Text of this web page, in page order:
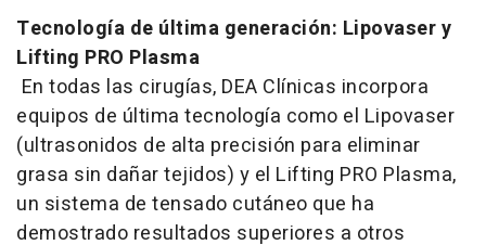
Tecnología de última generación: Lipovaser y
Lifting PRO Plasma
En todas las cirugías, DEA Clínicas incorpora
equipos de última tecnología como el Lipovaser
(ultrasonidos de alta precisión para eliminar
grasa sin dañar tejidos) y el Lifting PRO Plasma,
un sistema de tensado cutáneo que ha
demostrado resultados superiores a otros